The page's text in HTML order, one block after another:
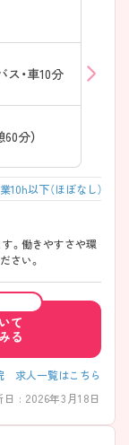
ス・車10分
分）
10h以下（ほぼなし）
。働きやすさや環
さい。
て
る
求人一覧はこちら
日 : 2026年3月18日